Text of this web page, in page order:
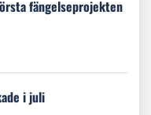
fängelseprojekten
i juli